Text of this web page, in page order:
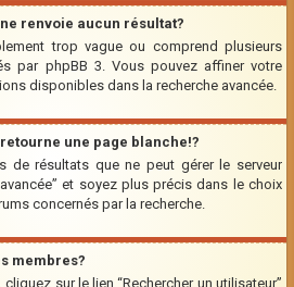
renvoie aucun résultat?
trop vague ou comprend plusieurs
par phpBB 3. Vous pouvez affiner votre
disponibles dans la recherche avancée.
une page blanche!?
de résultats que ne peut gérer le serveur
et soyez plus précis dans le choix
concernés par la recherche.
membres?
sur le lien “Rechercher un utilisateur”